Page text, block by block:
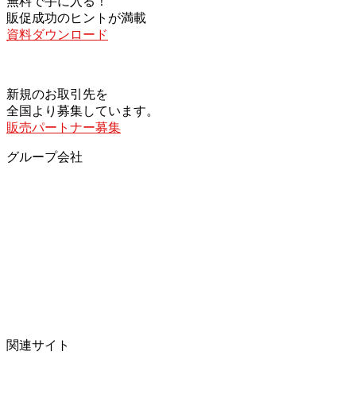
販促成功のヒントが満載
資料ダウンロード
新規のお取引先を
全国より募集しています。
販売パートナー募集
グループ会社
関連サイト